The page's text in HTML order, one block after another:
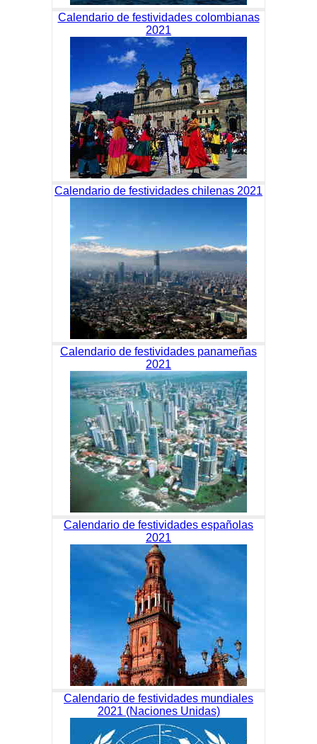
Calendario de festividades colombianas
2021
Calendario de festividades chilenas 2021
Calendario de festividades panameñas
2021
Calendario de festividades españolas
2021
Calendario de festividades mundiales
2021 (Naciones Unidas)